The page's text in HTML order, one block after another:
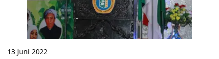
13 Juni 2022